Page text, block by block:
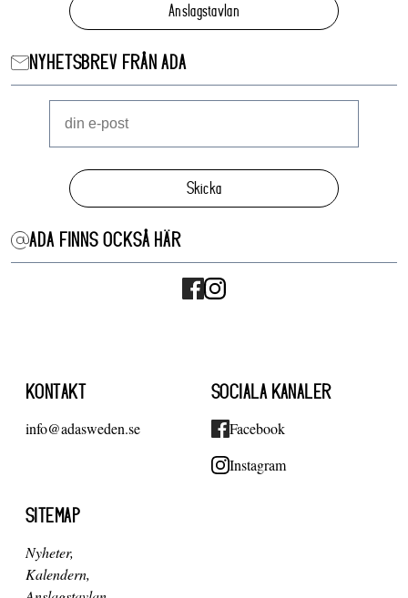
Anslagstavlan
NYHETSBREV FRÅN ADA
Skicka
ADA FINNS OCKSÅ HÄR
KONTAKT
info@adasweden.se
SOCIALA KANALER
Facebook
Instagram
SITEMAP
Nyheter
Kalendern